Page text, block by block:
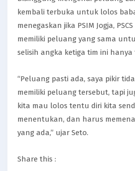
kembali terbuka untuk lolos
menegaskan jika PSIM Jogja,
memiliki peluang yang sama
selisih angka ketiga tim ini
“Peluang pasti ada, saya pikir
memiliki peluang tersebut, tapi
kita mau lolos tentu diri kita
menentukan, dan harus
yang ada,” ujar Seto.
Share this :